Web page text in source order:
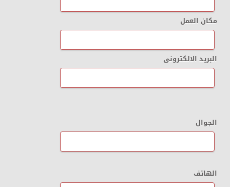
مكان العمل
البريد الالكترونى
الجوال
الهاتف